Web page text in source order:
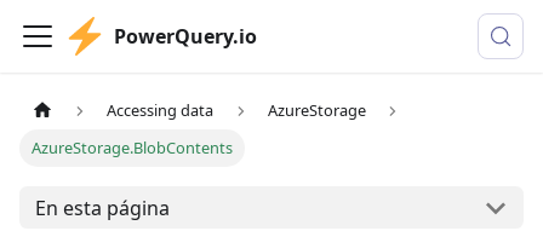
PowerQuery.io
Accessing data
AzureStorage
AzureStorage.BlobContents
En esta página